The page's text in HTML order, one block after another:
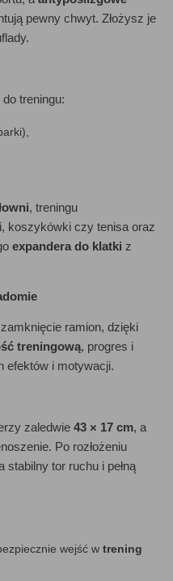
pewny chwyt. Złożysz je
treningu:
, treningu
koszykówki czy tenisa oraz
expandera do klatki z
ramion, dzięki
treningową, progres i
efektów i motywacji.
zaledwie 43 × 17 cm, a
Po rozłożeniu
stabilny tor ruchu i pełną
wejść w trening